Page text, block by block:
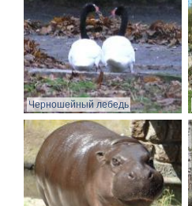
Черношейный лебедь